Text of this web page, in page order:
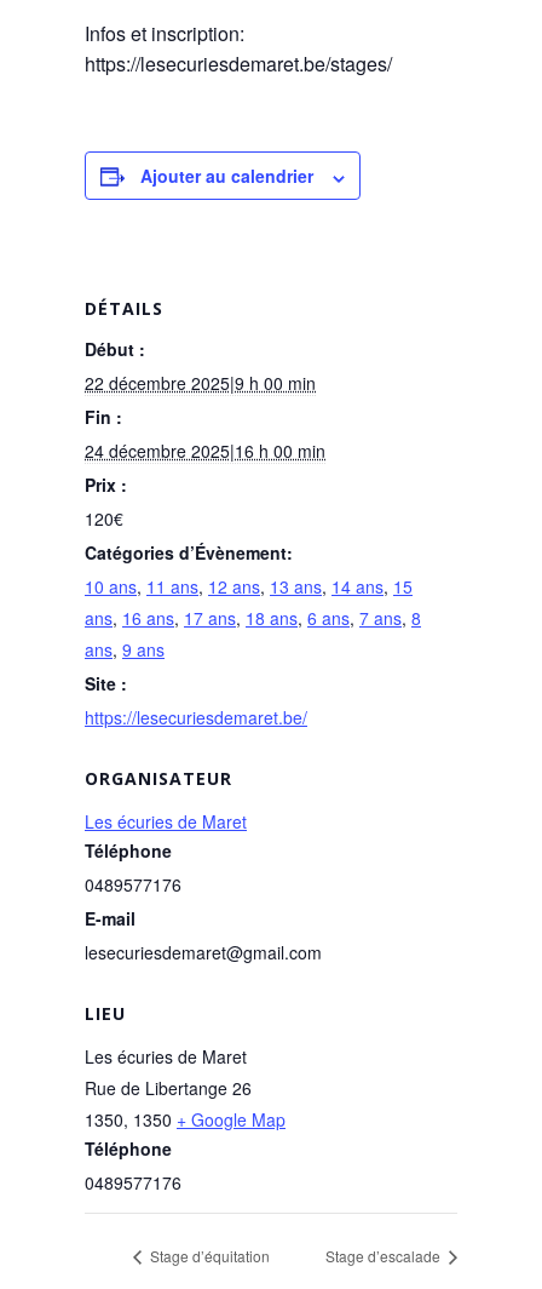
Infos et inscription:
https://lesecuriesdemaret.be/stages/
Ajouter au calendrier
DÉTAILS
Début :
22 décembre 2025|9 h 00 min
Fin :
24 décembre 2025|16 h 00 min
Prix :
120€
Catégories d’Évènement:
10 ans, 11 ans, 12 ans, 13 ans, 14 ans, 15
ans, 16 ans, 17 ans, 18 ans, 6 ans, 7 ans, 8
ans, 9 ans
Site :
https://lesecuriesdemaret.be/
LIEU
Les écuries de Maret
Rue de Libertange 26
1350, 1350 + Google Map
Téléphone
0489577176
ORGANISATEUR
Les écuries de Maret
Téléphone
0489577176
E-mail
lesecuriesdemaret@gmail.com
Stage d’équitation Stage d’escalade